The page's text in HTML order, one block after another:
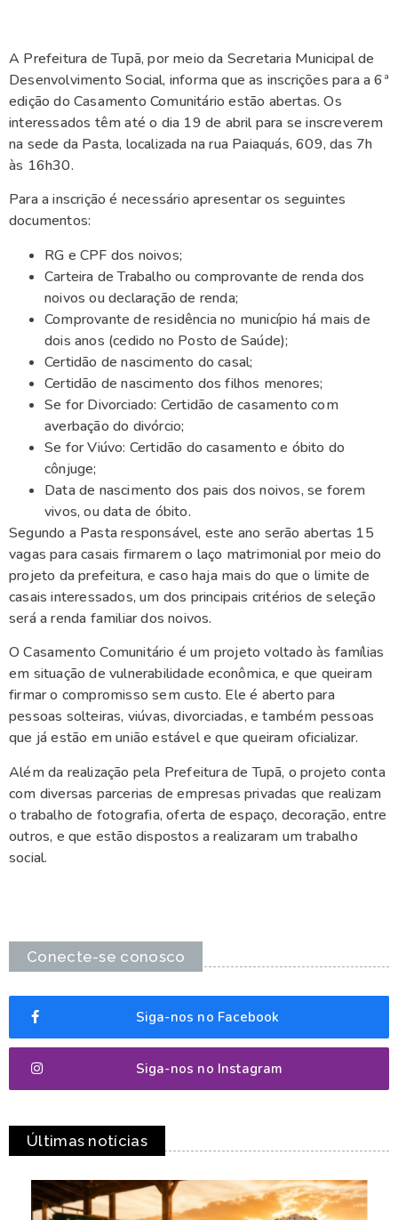
A Prefeitura de Tupã, por meio da Secretaria Municipal de
Desenvolvimento Social, informa que as inscrições para a 6ª
edição do Casamento Comunitário estão abertas. Os
interessados têm até o dia 19 de abril para se inscreverem
na sede da Pasta, localizada na rua Paiaquás, 609, das 7h
às 16h30.
Para a inscrição é necessário apresentar os seguintes
documentos:
RG e CPF dos noivos;
Carteira de Trabalho ou comprovante de renda dos
noivos ou declaração de renda;
Comprovante de residência no município há mais de
dois anos (cedido no Posto de Saúde);
Certidão de nascimento do casal;
Certidão de nascimento dos filhos menores;
Se for Divorciado: Certidão de casamento com
averbação do divórcio;
Se for Viúvo: Certidão do casamento e óbito do
cônjuge;
Data de nascimento dos pais dos noivos, se forem
vivos, ou data de óbito.
Segundo a Pasta responsável, este ano serão abertas 15
vagas para casais firmarem o laço matrimonial por meio do
projeto da prefeitura, e caso haja mais do que o limite de
casais interessados, um dos principais critérios de seleção
será a renda familiar dos noivos.
O Casamento Comunitário é um projeto voltado às famílias
em situação de vulnerabilidade econômica, e que queiram
firmar o compromisso sem custo. Ele é aberto para
pessoas solteiras, viúvas, divorciadas, e também pessoas
que já estão em união estável e que queiram oficializar.
Além da realização pela Prefeitura de Tupã, o projeto conta
com diversas parcerias de empresas privadas que realizam
o trabalho de fotografia, oferta de espaço, decoração, entre
outros, e que estão dispostos a realizaram um trabalho
social.
Conecte-se conosco
Siga-nos no Facebook
Siga-nos no Instagram
Últimas notícias